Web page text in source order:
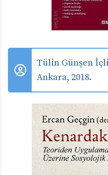
Tülin Günşen
Ankara, 2018.